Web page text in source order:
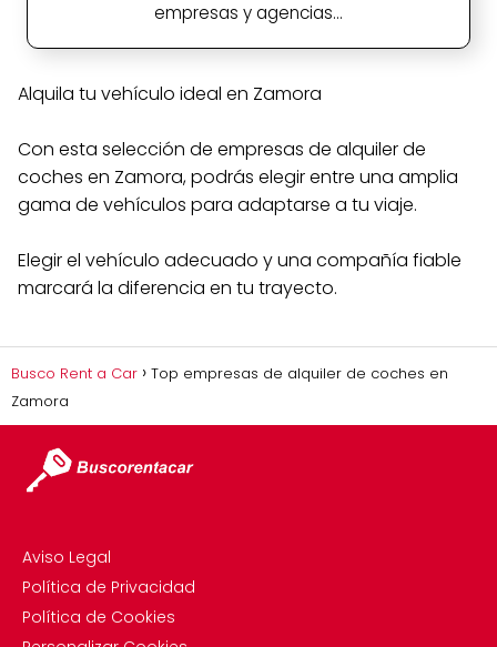
empresas y agencias...
Alquila tu vehículo ideal en Zamora
Con esta selección de empresas de alquiler de
coches en Zamora, podrás elegir entre una amplia
gama de vehículos para adaptarse a tu viaje.
Elegir el vehículo adecuado y una compañía fiable
marcará la diferencia en tu trayecto.
Busco Rent a Car
Top empresas de alquiler de coches en
Zamora
Aviso Legal
Política de Privacidad
Política de Cookies